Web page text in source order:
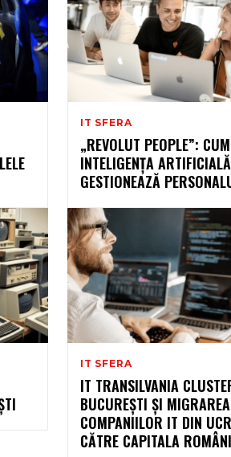
IT SFERA
„REVOLUT PEOPLE”: CUM
INTELIGENȚA ARTIFICIALĂ
GESTIONEAZĂ
IT SFERA
IT TRANSILVANIA
BUCUREȘTI ȘI MIGRAREA
COMPANIILOR IT DIN
CĂTRE CAPITALA